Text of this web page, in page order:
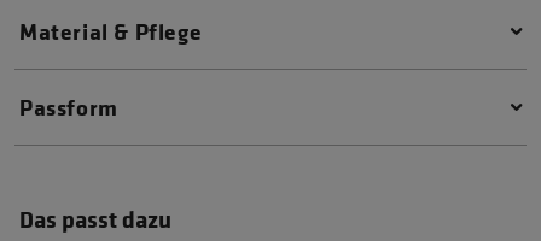
Material & Pflege
Passform
Das passt dazu